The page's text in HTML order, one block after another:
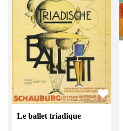
Le ballet triadique